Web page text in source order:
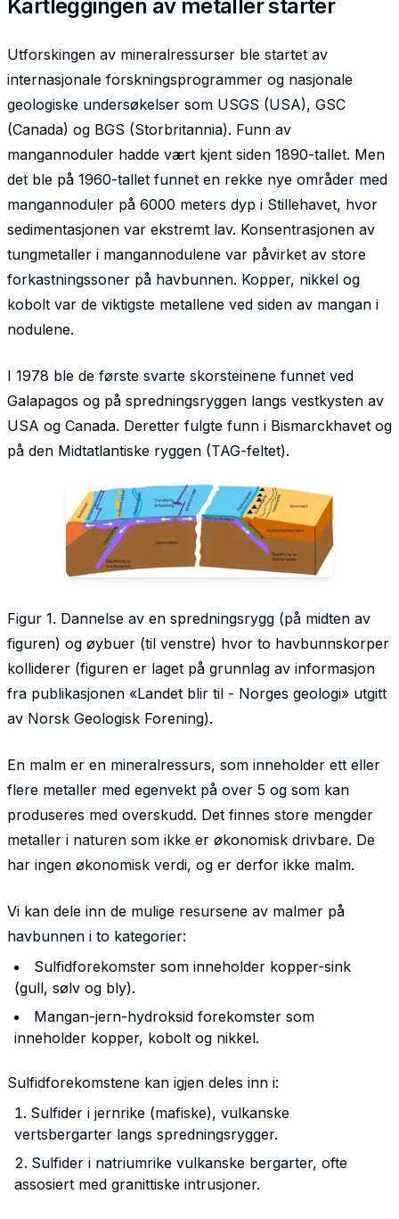
Kartleggingen av metaller starter
Utforskingen av mineralressurser ble startet av
internasjonale forskningsprogrammer og nasjonale
geologiske undersøkelser som USGS (USA), GSC
(Canada) og BGS (Storbritannia). Funn av
mangannoduler hadde vært kjent siden 1890-tallet. Men
det ble på 1960-tallet funnet en rekke nye områder med
mangannoduler på 6000 meters dyp i Stillehavet, hvor
sedimentasjonen var ekstremt lav. Konsentrasjonen av
tungmetaller i mangannodulene var påvirket av store
forkastningssoner på havbunnen. Kopper, nikkel og
kobolt var de viktigste metallene ved siden av mangan i
nodulene.
I 1978 ble de første svarte skorsteinene funnet ved
Galapagos og på spredningsryggen langs vestkysten av
USA og Canada. Deretter fulgte funn i Bismarckhavet og
på den Midtatlantiske ryggen (TAG-feltet).
Figur 1. Dannelse av en spredningsrygg (på midten av
figuren) og øybuer (til venstre) hvor to havbunnskorper
kolliderer (figuren er laget på grunnlag av informasjon
fra publikasjonen «Landet blir til - Norges geologi» utgitt
av Norsk Geologisk Forening).
En malm er en mineralressurs, som inneholder ett eller
flere metaller med egenvekt på over 5 og som kan
produseres med overskudd. Det finnes store mengder
metaller i naturen som ikke er økonomisk drivbare. De
har ingen økonomisk verdi, og er derfor ikke malm.
Vi kan dele inn de mulige resursene av malmer på
havbunnen i to kategorier:
Sulfidforekomster som inneholder kopper-sink
(gull, sølv og bly).
Mangan-jern-hydroksid forekomster som
inneholder kopper, kobolt og nikkel.
Sulfidforekomstene kan igjen deles inn i:
Sulfider i jernrike (mafiske), vulkanske
vertsbergarter langs spredningsrygger.
Sulfider i natriumrike vulkanske bergarter, ofte
assosiert med granittiske intrusjoner.